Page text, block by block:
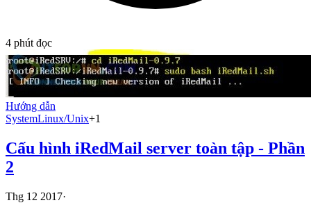
4 phút đọc
Hướng dẫn
SystemLinux/Unix+1
Cấu hình iRedMail server toàn tập - Phần
2
Thg 12 2017·